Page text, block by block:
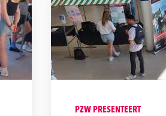
PZW PRESENTEERT